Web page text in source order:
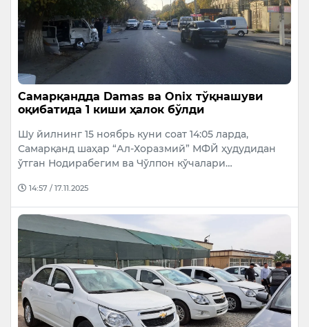
Самарқандда Damas ва Onix тўқнашуви
оқибатида 1 киши ҳалок бўлди
Шу йилнинг 15 ноябрь куни соат 14:05 ларда,
Самарқанд шаҳар “Ал-Хоразмий” МФЙ ҳудудидан
ўтган Нодирабегим ва Чўлпон кўчалари…
14:57 / 17.11.2025